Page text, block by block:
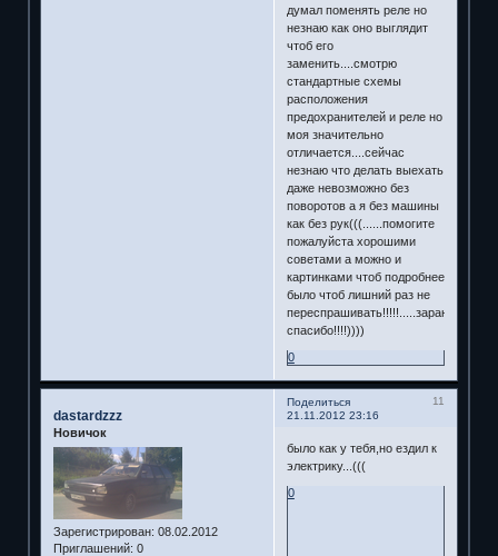
думал поменять реле но
незнаю как оно выглядит
чтоб его
заменить....смотрю
стандартные схемы
расположения
предохранителей и реле но
моя значительно
отличается....сейчас
незнаю что делать выехать
даже невозможно без
поворотов а я без машины
как без рук(((......помогите
пожалуйста хорошими
советами а можно и
картинками чтоб подробнее
было чтоб лишний раз не
переспрашивать!!!!!.....заранее
спасибо!!!!))))
0
Поделиться
11
21.11.2012 23:16
dastardzzz
Новичок
Зарегистрирован: 08.02.2012
Приглашений: 0
было как у тебя,но ездил к
электрику...(((
0